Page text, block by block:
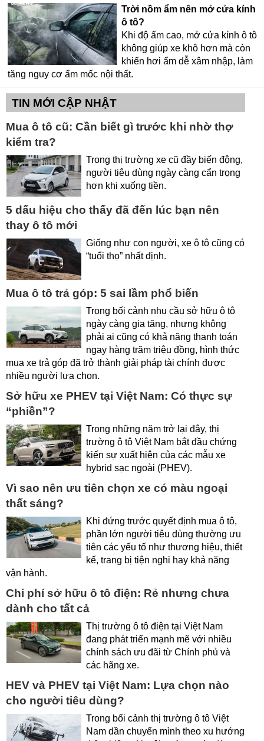
Trời nồm ẩm nên mở cửa kính
ô tô?
Khi độ ẩm cao, mở cửa kính ô tô
không giúp xe khô hơn mà còn
khiến hơi ẩm dễ xâm nhập, làm
tăng nguy cơ ẩm mốc nội thất.
TIN MỚI CẬP NHẬT
Mua ô tô cũ: Cần biết gì trước khi nhờ thợ
kiểm tra?
Trong thị trường xe cũ đầy biến động,
người tiêu dùng ngày càng cẩn trọng
hơn khi xuống tiền.
5 dấu hiệu cho thấy đã đến lúc bạn nên
thay ô tô mới
Giống như con người, xe ô tô cũng có
“tuổi thọ” nhất định.
Mua ô tô trả góp: 5 sai lầm phổ biến
Trong bối cảnh nhu cầu sở hữu ô tô
ngày càng gia tăng, nhưng không
phải ai cũng có khả năng thanh toán
ngay hàng trăm triệu đồng, hình thức
mua xe trả góp đã trở thành giải pháp tài chính được
nhiều người lựa chọn.
Sở hữu xe PHEV tại Việt Nam: Có thực sự
“phiền”?
Trong những năm trở lại đây, thị
trường ô tô Việt Nam bắt đầu chứng
kiến sự xuất hiện của các mẫu xe
hybrid sạc ngoài (PHEV).
Vì sao nên ưu tiên chọn xe có màu ngoại
thất sáng?
Khi đứng trước quyết định mua ô tô,
phần lớn người tiêu dùng thường ưu
tiên các yếu tố như thương hiệu, thiết
kế, trang bị tiện nghi hay khả năng
vận hành.
Chi phí sở hữu ô tô điện: Rẻ nhưng chưa
dành cho tất cả
Thị trường ô tô điện tại Việt Nam
đang phát triển mạnh mẽ với nhiều
chính sách ưu đãi từ Chính phủ và
các hãng xe.
HEV và PHEV tại Việt Nam: Lựa chọn nào
cho người tiêu dùng?
Trong bối cảnh thị trường ô tô Việt
Nam dần chuyển mình theo xu hướng